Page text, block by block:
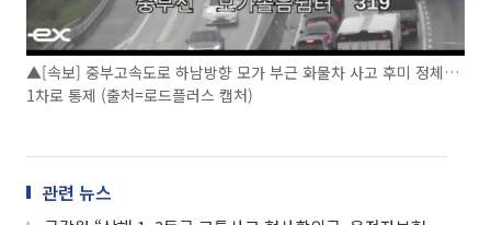
▲[속보] 중부고속도로 하남방향 모가 부근 화물차 사고 후미 정체…
1차로 통제 (출처=로드플러스 캡처)
관련 뉴스